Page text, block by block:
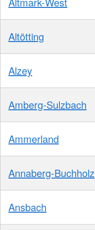
Altötting
Alzey
Amberg-Sulzbach
Ammerland
Annaberg-Buchholz
Ansbach